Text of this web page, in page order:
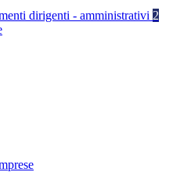
dirigenti - amministrativi 2